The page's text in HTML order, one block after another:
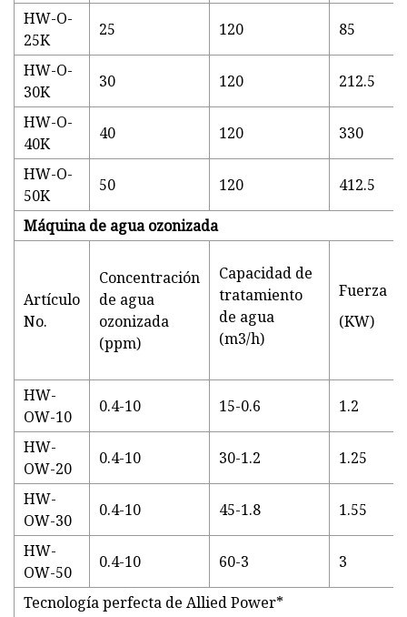
HW-O-
25K
25 120 85
HW-O-
30K
30 120 212.5
HW-O-
40K
40 120 330
HW-O-
50K
50 120 412.5
Máquina de agua ozonizada
Artículo
No.
Concentración
de agua
ozonizada
(ppm)
Capacidad de
tratamiento
de agua
(m3/h)
Fuerza
(KW)
HW-
OW-10
0.4-10 15-0.6 1.2
HW-
OW-20
0.4-10 30-1.2 1.25
HW-
OW-30
0.4-10 45-1.8 1.55
HW-
OW-50
0.4-10 60-3 3
Tecnología perfecta de Allied Power*